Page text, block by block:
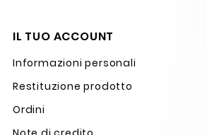
IL TUO ACCOUNT
Informazioni personali
Restituzione prodotto
Ordini